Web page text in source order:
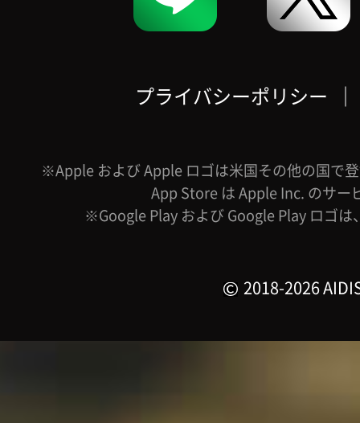
プライバシーポリシー ｜
※Apple および Apple ロゴは米国その他の国で
App Store は Apple Inc. のサー
※Google Play および Google Play ロゴは
2018-2026